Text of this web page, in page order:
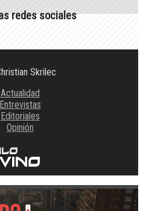
redes sociales
Skrilec
Actualidad
Entrevistas
Editoriales
Opinión